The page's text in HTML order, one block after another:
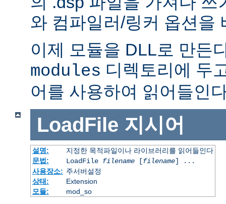
와 컴파일러/링커 옵션을
이제 모듈을 DLL로 만든
modules 디렉토리에 두
어를 사용하여 읽어들인
LoadFile 지시어
설명:
지정한 목적파일이나 라이브러리를 읽어들인다
문법:
LoadFile filename[filename] ...
사용장소: 주서버설정
상태:
Extension
모듈:
mod_so